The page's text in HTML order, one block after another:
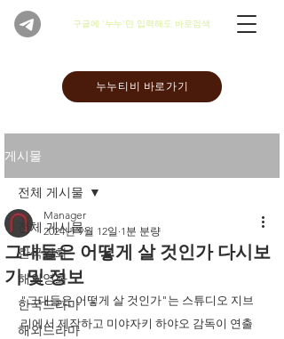
​구글에 '누누'만 입력해도 바로검색
누누티비 바로가기
게시물
전체 게시물
한국영화
해외영화
한국드라마
해외드라마
전체 게시물
그대들은 어떻게 살 것인가 다시보
기 및 정보
Manager
2024년 9월 12일 1분 분량
"그대들은 어떻게 살 것인가"는 스튜디오 지브
리에서 제작하고 미야자키 하야오 감독이 연출